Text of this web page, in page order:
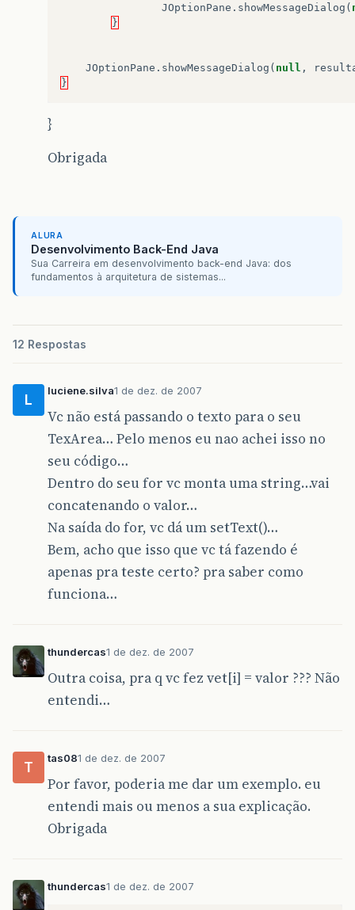
JOptionPane . showMessageDialog (
}
JOptionPane . showMessageDialog ( null ,
}
}
Obrigada
ALURA
Desenvolvimento Back-End Java
Sua Carreira em desenvolvimento back-end Java: dos
fundamentos à arquitetura de sistemas...
12 Respostas
L
luciene.silva1 de dez. de 2007
Vc não está passando o texto para o seu
TexArea… Pelo menos eu nao achei isso no
seu código…
Dentro do seu for vc monta uma string…vai
concatenando o valor…
Na saída do for, vc dá um setText()…
Bem, acho que isso que vc tá fazendo é
apenas pra teste certo? pra saber como
funciona…
thundercas1 de dez. de 2007
Outra coisa, pra q vc fez vet[i] = valor ??? Não
entendi…
T
tas081 de dez. de 2007
Por favor, poderia me dar um exemplo. eu
entendi mais ou menos a sua explicação.
Obrigada
thundercas1 de dez. de 2007